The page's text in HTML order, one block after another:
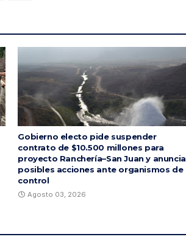
Gobierno electo pide suspender
contrato de $10.500 millones para
proyecto Ranchería–San Juan y anuncia
posibles acciones ante organismos de
control
Agosto 03, 2026